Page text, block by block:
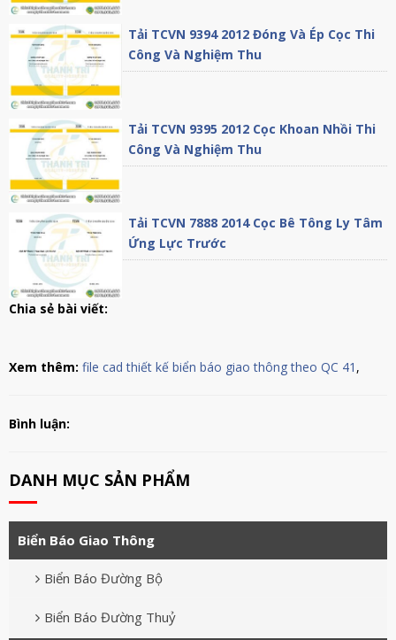
Tải TCVN 9394 2012 Đóng Và Ép Cọc Thi
Công Và Nghiệm Thu
Tải TCVN 9395 2012 Cọc Khoan Nhồi Thi
Công Và Nghiệm Thu
Tải TCVN 7888 2014 Cọc Bê Tông Ly Tâm
Ứng Lực Trước
Chia sẻ bài viết:
Xem thêm: file cad thiết kế biển báo giao thông theo QC 41 ,
Bình luận:
DANH MỤC SẢN PHẨM
Biển Báo Giao Thông
Biển Báo Đường Bộ
Biển Báo Đường Thuỷ